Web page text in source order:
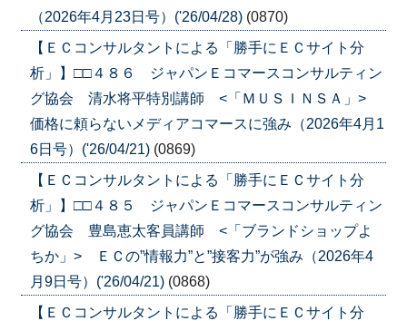
（2026年4月23日号）('26/04/28) (0870)
【ＥＣコンサルタントによる「勝手にＥＣサイト分
析」】□□４８６ ジャパンＥコマースコンサルティン
グ協会 清水将平特別講師 <「ＭＵＳＩＮＳＡ」>
価格に頼らないメディアコマースに強み（2026年4月1
6日号）('26/04/21) (0869)
【ＥＣコンサルタントによる「勝手にＥＣサイト分
析」】□□４８５ ジャパンＥコマースコンサルティン
グ協会 豊島恵太客員講師 <「ブランドショップよ
ちか」> ＥＣの”情報力”と”接客力”が強み（2026年4
月9日号）('26/04/21) (0868)
【ＥＣコンサルタントによる「勝手にＥＣサイト分